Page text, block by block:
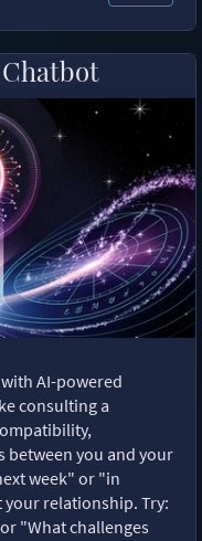
AI-powered
consulting a
between you and your
week" or "in
relationship. Try:
"What challenges